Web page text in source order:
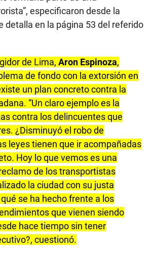
especificaron desde la
detalla en la página 53 del referido
de Lima, Aron Espinoza,
de fondo con la extorsión en
un plan concreto contra la
“Un claro ejemplo es la
contra los delincuentes que
¿Disminuyó el robo de
leyes tienen que ir acompañadas
Hoy lo que vemos es una
de los transportistas
la ciudad con su justa
se ha hecho frente a los
que vienen siendo
hace tiempo sin tener
cuestionó.